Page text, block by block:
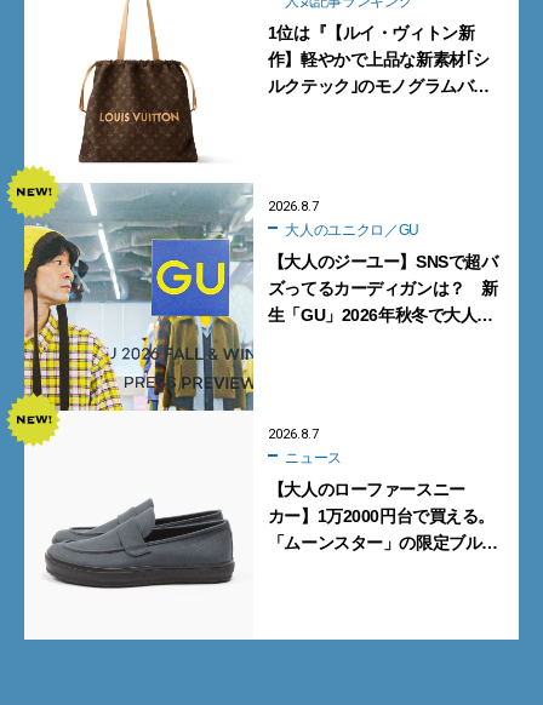
1位は『【ルイ・ヴィトン新
作】軽やかで上品な新素材｢シ
ルクテック｣のモノグラムバッ
2026.8.7
大人のユニクロ／GU
【大人のジーユー】SNSで超バ
ズってるカーディガンは？ 新
生「GU」2026年秋冬で大人メ
2026.8.7
ニュース
【大人のローファースニー
カー】1万2000円台で買える。
「ムーンスター」の限定ブルー